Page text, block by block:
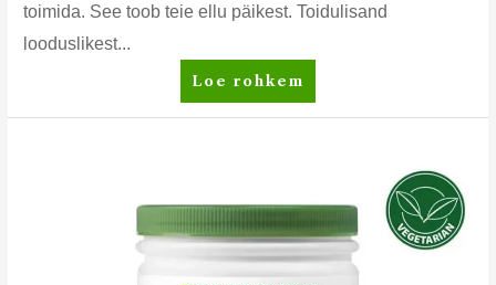
toimida. See toob teie ellu päikest. Toidulisand
looduslikest...
Nutrilite™
D-
Loe rohkem